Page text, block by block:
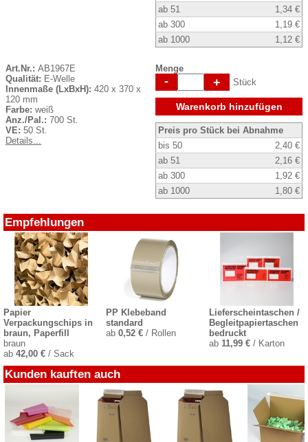
ab 51
1,34 €
ab 300
1,19 €
ab 1000
1,12 €
Art.Nr.: AB1967E
Qualität: E-Welle
Innenmaße (LxBxH): 420 x 370 x
120 mm
Farbe: weiß
Anz./Pal.: 700 St.
VE: 50 St.
Details...
Menge
- + Stück
Warenkorb hinzufügen
Preis pro Stück bei Abnahme
bis 50
2,40 €
ab 51
2,16 €
ab 300
1,92 €
ab 1000
1,80 €
Empfehlungen
Papier
Verpackungschips in
braun, Paperfill
braun
ab 42,00 € / Sack
PP Klebeband
standard
ab0,52 € / Rollen
Lieferscheintaschen /
Begleitpapiertaschen
bedruckt
ab 11,99 €/ Karton
Kunden kauften auch